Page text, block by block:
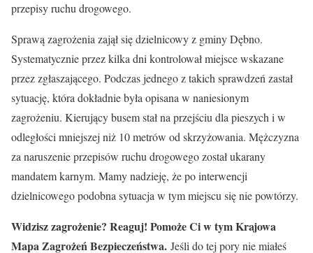
przepisy ruchu drogowego.
Sprawą zagrożenia zajął się dzielnicowy z gminy Dębno.
Systematycznie przez kilka dni kontrolował miejsce wskazane
przez zgłaszającego. Podczas jednego z takich sprawdzeń zastał
sytuację, która dokładnie była opisana w naniesionym
zagrożeniu. Kierujący busem stał na przejściu dla pieszych i w
odległości mniejszej niż 10 metrów od skrzyżowania. Mężczyzna
za naruszenie przepisów ruchu drogowego został ukarany
mandatem karnym. Mamy nadzieję, że po interwencji
dzielnicowego podobna sytuacja w tym miejscu się nie powtórzy.
Widzisz zagrożenie? Reaguj! Pomoże Ci w tym Krajowa
Mapa Zagrożeń Bezpieczeństwa. Jeśli do tej pory nie miałeś